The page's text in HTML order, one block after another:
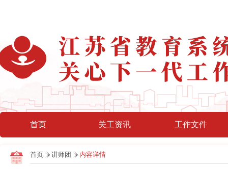
首页 关工资讯 工作文件
首页 讲师团 内容详情